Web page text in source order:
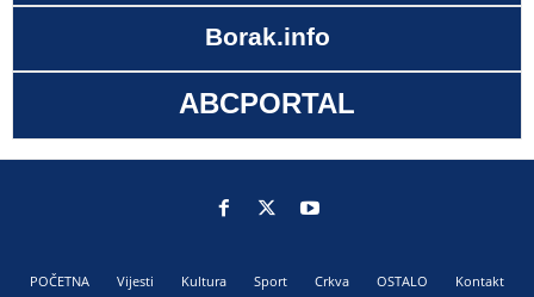
Borak.info
ABCPORTAL
POČETNA Vijesti Kultura Sport Crkva OSTALO Kontakt